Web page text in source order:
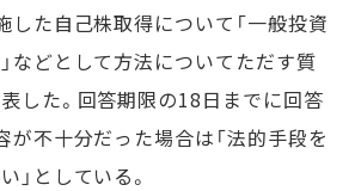
した自己株取得について「一般投資
などとして方法についてただす質
した。回答期限の18日までに回答
が不十分だった場合は「法的手段を
」としている。